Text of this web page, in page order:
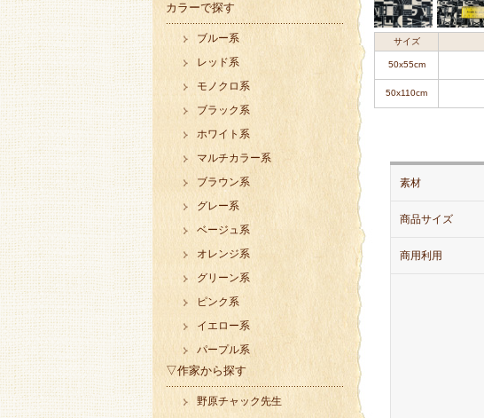
サイズ
50x55cm
50x110cm
素材
商品サイズ
商用利用
カラーで探す
ブルー系
レッド系
モノクロ系
ブラック系
ホワイト系
マルチカラー系
ブラウン系
グレー系
ベージュ系
オレンジ系
グリーン系
ピンク系
イエロー系
パープル系
▽作家から探す
野原チャック先生